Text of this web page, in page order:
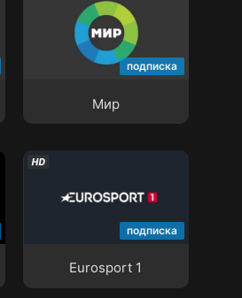
подписка
Мир
подписка
Eurosport 1